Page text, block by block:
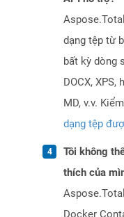
dạng tệp từ
bất kỳ dòng
DOCX, XPS,
MD, v.v.
dạng tệp
Tôi không
thích của
Docker